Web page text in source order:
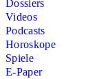
Dossiers
Videos
Podcasts
Horoskope
Spiele
E-Paper